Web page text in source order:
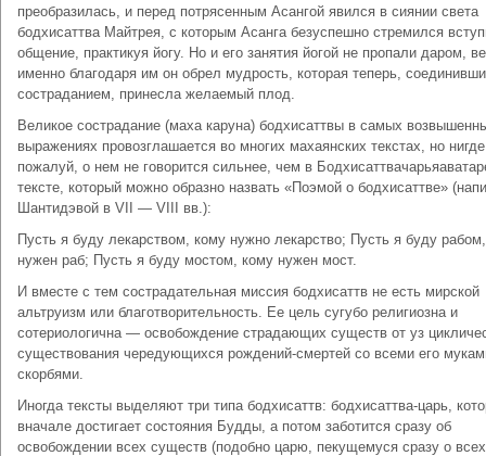
преобразилась, и перед потрясенным Асангой явился в сиянии света
бодхисаттва Майтрея, с которым Асанга безуспешно стремился
общение, практикуя йогу. Но и его занятия йогой не пропали даром,
именно благодаря им он обрел мудрость, которая теперь,
состраданием, принесла желаемый плод.
Великое сострадание (маха каруна) бодхисаттвы в самых
выражениях провозглашается во многих махаянских текстах, но
пожалуй, о нем не говорится сильнее, чем в
тексте, который можно образно назвать «Поэмой о бодхисаттве»
Шантидэвой в VII — VIII вв.):
Пусть я буду лекарством, кому нужно лекарство; Пусть я буду
нужен раб; Пусть я буду мостом, кому нужен мост.
И вместе с тем сострадательная миссия бодхисаттв не есть мирской
альтруизм или благотворительность. Ее цель сугубо религиозна и
сотериологична — освобождение страдающих существ от уз
существования чередующихся рождений-смертей со всеми его
скорбями.
Иногда тексты выделяют три типа бодхисаттв: бодхисаттва-царь,
вначале достигает состояния Будды, а потом заботится сразу об
освобождении всех существ (подобно царю, пекущемуся сразу о всех